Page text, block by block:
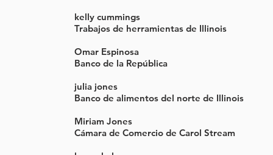
kelly cummings
Trabajos de herramientas de Illinois
Omar Espinosa
Banco de la República
julia jones
Banco de alimentos del norte de Illinois
Miriam Jones
Cámara de Comercio de Carol Stream